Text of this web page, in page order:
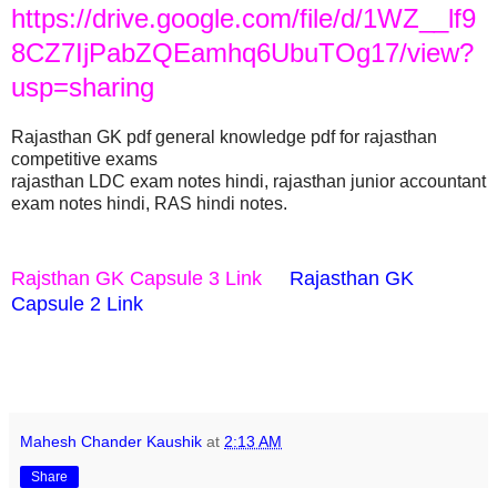
https://drive.google.com/file/d/1WZ__lf9
8CZ7IjPabZQEamhq6UbuTOg17/view?
usp=sharing
Rajasthan GK pdf general knowledge pdf for rajasthan
competitive exams
rajasthan LDC exam notes hindi, rajasthan junior accountant
exam notes hindi, RAS hindi notes.
Rajsthan GK Capsule 3 Link
Rajasthan GK
Capsule 2 Link
Mahesh Chander Kaushik at 2:13 AM
Share